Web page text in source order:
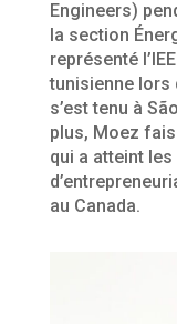
Engineers)
la section
représenté
tunisienne lors
s’est tenu à
plus, Moez
qui a atteint
au Canada.